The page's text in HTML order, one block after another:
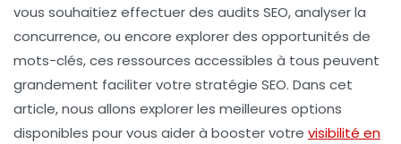
vous souhaitiez effectuer des audits SEO, analyser la
concurrence, ou encore explorer des opportunités de
mots-clés, ces ressources accessibles à tous peuvent
grandement faciliter votre stratégie SEO. Dans cet
article, nous allons explorer les meilleures options
disponibles pour vous aider à booster votre visibilité en